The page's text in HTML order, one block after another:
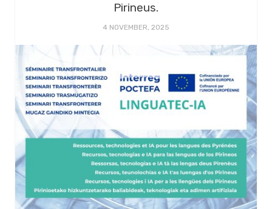
Pirineus.
4 NOVEMBER, 2025